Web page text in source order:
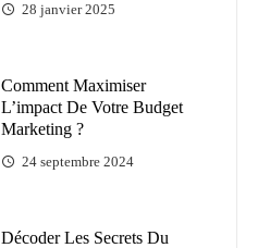
28 janvier 2025
Comment Maximiser
L’impact De Votre Budget
Marketing ?
24 septembre 2024
Décoder Les Secrets Du